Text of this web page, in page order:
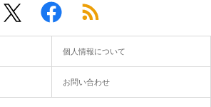
個人情報について
お問い合わせ